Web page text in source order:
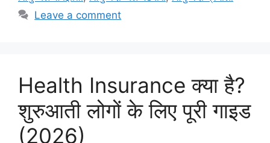
Leave a comment
Health Insurance क्या है?
शुरुआती लोगों के लिए पूरी गाइड
(2026)